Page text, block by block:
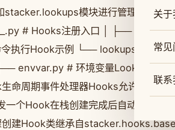
关
常
联系
模块进行管理。插件
# Hooks注册入口 │ ├──
执行Hook示例 └── lookups/ ├──
envvar.py # 环境变量Lookup示
命周期事件处理器Hooks允许你在栈
一个Hook在栈创建完成后自动触发
建Hook类继承自